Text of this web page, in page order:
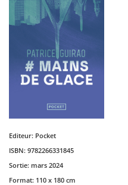
Editeur: Pocket
ISBN: 9782266331845
Sortie: mars 2024
Format: 110 x 180 cm